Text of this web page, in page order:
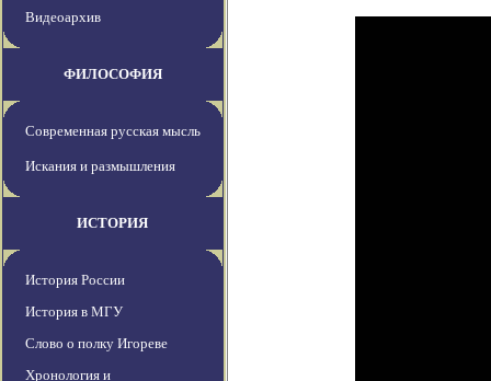
Видеоархив
ФИЛОСОФИЯ
Современная русская мысль
Искания и размышления
ИСТОРИЯ
История России
История в МГУ
Слово о полку Игореве
Хронология и